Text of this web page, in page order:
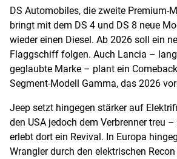
DS Automobiles, die zweite Premium-
bringt mit dem DS 4 und DS 8 neue
wieder einen Diesel. Ab 2026 soll ein
Flaggschiff folgen. Auch Lancia –
geglaubte Marke – plant ein
Segment-Modell Gamma, das 2026
Jeep setzt hingegen stärker auf
den USA jedoch dem Verbrenner treu
erlebt dort ein Revival. In Europa
Wrangler durch den elektrischen